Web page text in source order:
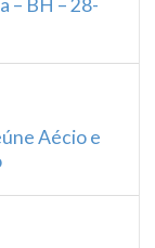
– BH – 28-
Aécio e